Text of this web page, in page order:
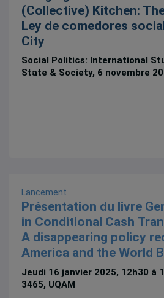
(Collective) Kitchen:
Ley de comedores
City
Social Politics: International
State & Society, 6 novembre
Lancement
Présentation du livre
in Conditional Cash
A disappearing policy
America and the World
Jeudi 16 janvier 2025, 12h30 à
3465, UQAM